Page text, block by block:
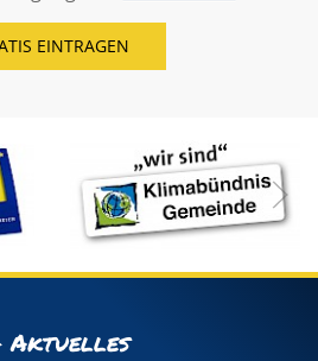
Aktuelles